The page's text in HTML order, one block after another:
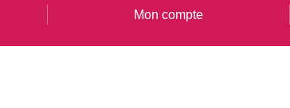
Mon compte